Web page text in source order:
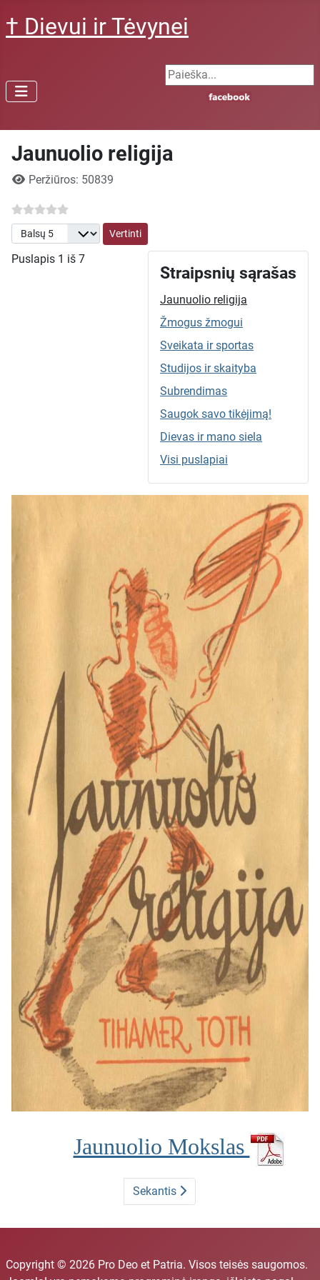
† Dievui ir Tėvynei
Search ...
Jaunuolio religija
Išsami informacija
Peržiūros: 50839
Prašome įvertinti
Straipsnių sąrašas
Jaunuolio religija
Žmogus žmogui
Sveikata ir sportas
Studijos ir skaityba
Subrendimas
Saugok savo tikėjimą!
Dievas ir mano siela
Visi puslapiai
Puslapis 1 iš 7
Jaunuolio Mokslas
Sekantis
Copyright © 2026 Pro Deo et Patria. Visos teisės saugomos.